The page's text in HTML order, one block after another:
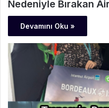
Nedeniyle Bırakan
Devamını Oku »